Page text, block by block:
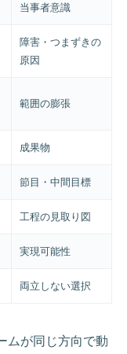
当事者意識
障害・つまずきの
原因
範囲の膨張
成果物
節目・中間目標
工程の見取り図
実現可能性
両立しない選択
ムが同じ方向で動